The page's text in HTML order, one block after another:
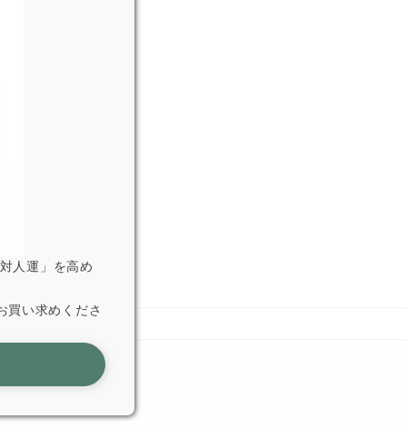
人運」を高め
買い求めくださ